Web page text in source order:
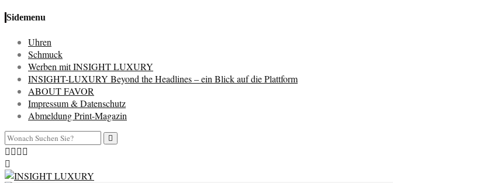
Sidemenu
Uhren
Schmuck
Werben mit INSIGHT LUXURY
INSIGHT-LUXURY Beyond the Headlines – ein Blick auf die Plattform
ABOUT FAVOR
Impressum & Datenschutz
Abmeldung Print-Magazin